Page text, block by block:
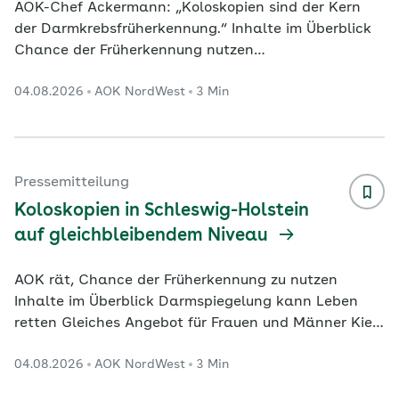
AOK-Chef Ackermann: „Koloskopien sind der Kern
der Darmkrebsfrüherkennung.“ Inhalte im Überblick
Chance der Früherkennung nutzen
Männer Dortmund. In Westfalen-Lippe ist weiterhin
festzustellen. Das geht aus einer aktuellen
wurden im ersten Halbjahr 2025 insgesamt 40.188
präventive und diagnostische Darmspiegelungen im
ambulanten und stationä
04.08.2026 AOK NordWest 3 Min
Pressemitteilung
Koloskopien in Schleswig-Holstein
auf gleichbleibendem Niveau
AOK rät, Chance der Früherkennung zu nutzen
Inhalte im Überblick Darmspiegelung kann Leben
retten Gleiches Angebot für Frauen und Männer Kiel.
Holstein auf dem Status Quo des Vorjahres. Das
04.08.2026 AOK NordWest 3 Min